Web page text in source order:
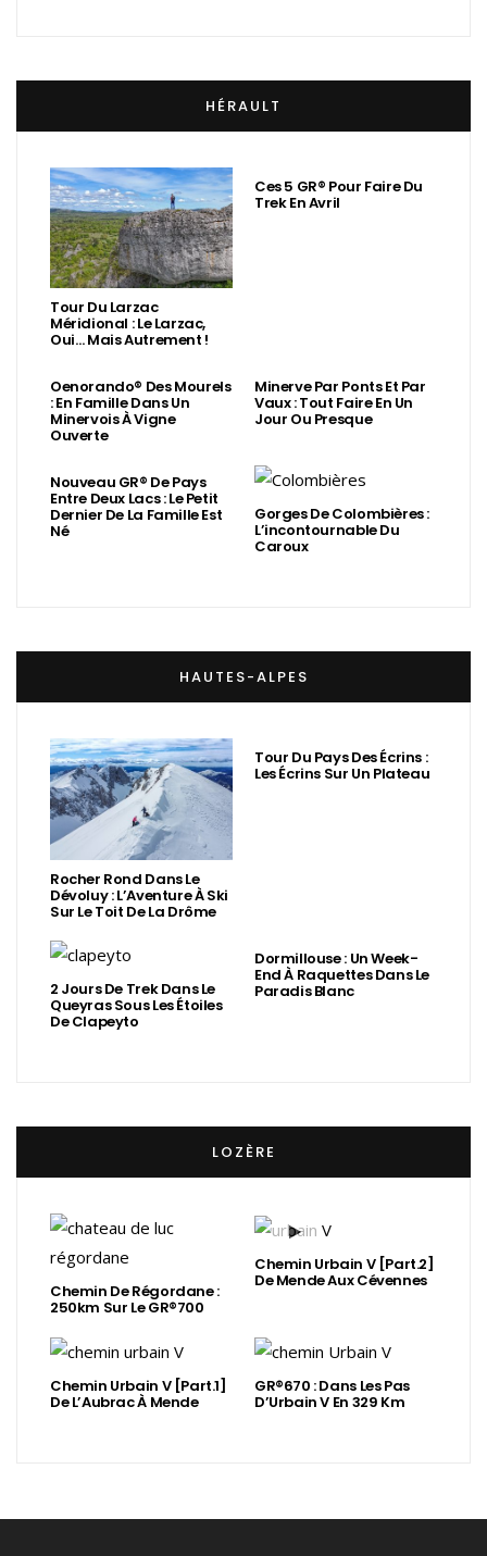
HÉRAULT
Tour Du Larzac
Méridional : Le Larzac,
Oui… Mais Autrement !
Ces 5 GR® Pour Faire Du
Trek En Avril
Oenorando® Des Mourels
: En Famille Dans Un
Minervois À Vigne
Ouverte
Minerve Par Ponts Et Par
Vaux : Tout Faire En Un
Jour Ou Presque
Nouveau GR® De Pays
Entre Deux Lacs : Le Petit
Dernier De La Famille Est
Né
Gorges De Colombières :
L’incontournable Du
Caroux
HAUTES-ALPES
Rocher Rond Dans Le
Dévoluy : L’Aventure À Ski
Sur Le Toit De La Drôme
Tour Du Pays Des Écrins :
Les Écrins Sur Un Plateau
2 Jours De Trek Dans Le
Queyras Sous Les Étoiles
De Clapeyto
Dormillouse : Un Week-
End À Raquettes Dans Le
Paradis Blanc
LOZÈRE
Chemin De Régordane :
250km Sur Le GR®700
Chemin Urbain V [Part.2]
De Mende Aux Cévennes
Chemin Urbain V [Part.1]
De L’Aubrac À Mende
GR®670 : Dans Les Pas
D’Urbain V En 329 Km